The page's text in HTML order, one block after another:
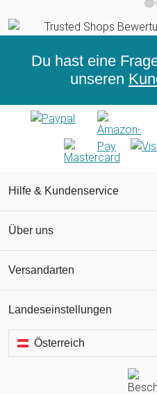
Du hast eine
unseren
Hilfe & Kundenservice
Über uns
Versandarten
Landeseinstellungen
Österreich